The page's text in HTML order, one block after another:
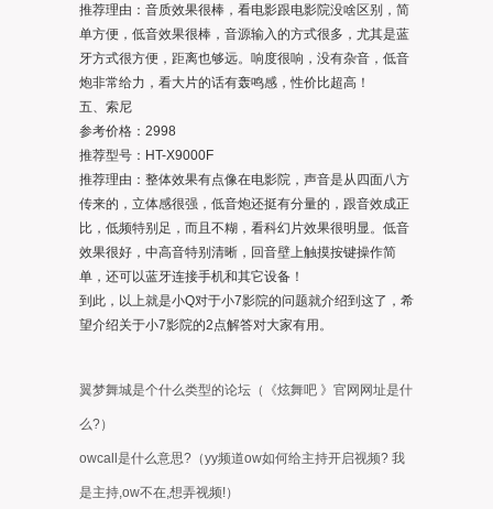
推荐理由：音质效果很棒，看电影跟电影院没啥区别，简
单方便，低音效果很棒，音源输入的方式很多，尤其是蓝
牙方式很方便，距离也够远。响度很响，没有杂音，低音
炮非常给力，看大片的话有轰鸣感，性价比超高！
五、索尼
参考价格：2998
推荐型号：HT-X9000F
推荐理由：整体效果有点像在电影院，声音是从四面八方
传来的，立体感很强，低音炮还挺有分量的，跟音效成正
比，低频特别足，而且不糊，看科幻片效果很明显。低音
效果很好，中高音特别清晰，回音壁上触摸按键操作简
单，还可以蓝牙连接手机和其它设备！
到此，以上就是小Q对于小7影院的问题就介绍到这了，希
望介绍关于小7影院的2点解答对大家有用。
翼梦舞城是个什么类型的论坛（《炫舞吧 》官网网址是什
么?）
owcall是什么意思?（yy频道ow如何给主持开启视频? 我
是主持,ow不在,想弄视频!）